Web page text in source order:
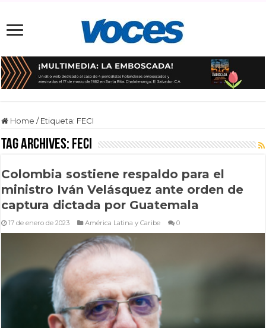
Home / Etiqueta: FECI
Tag Archives: FECI
Colombia sostiene respaldo para el
ministro Iván Velásquez ante orden de
captura dictada por Guatemala
17 de enero de 2023 América Latina y Caribe 0